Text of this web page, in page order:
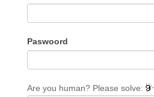
Paswoord
Are you human? Please solve: